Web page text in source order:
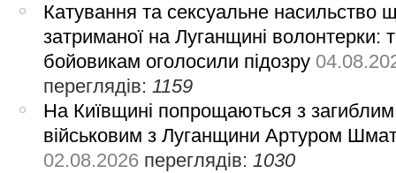
Катування та сексуальне насильство
затриманої на Луганщині волонтерки:
бойовикам оголосили підозру
переглядів:1159
На Київщині попрощаються з загиблим
військовим з Луганщини Артуром
02.08.2026 переглядів:1030